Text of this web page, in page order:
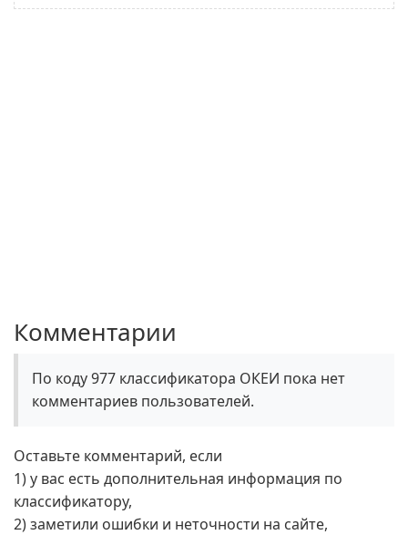
Комментарии
По коду 977 классификатора ОКЕИ пока нет
комментариев пользователей.
Оставьте комментарий, если
1) у вас есть дополнительная информация по
классификатору,
2) заметили ошибки и неточности на сайте,